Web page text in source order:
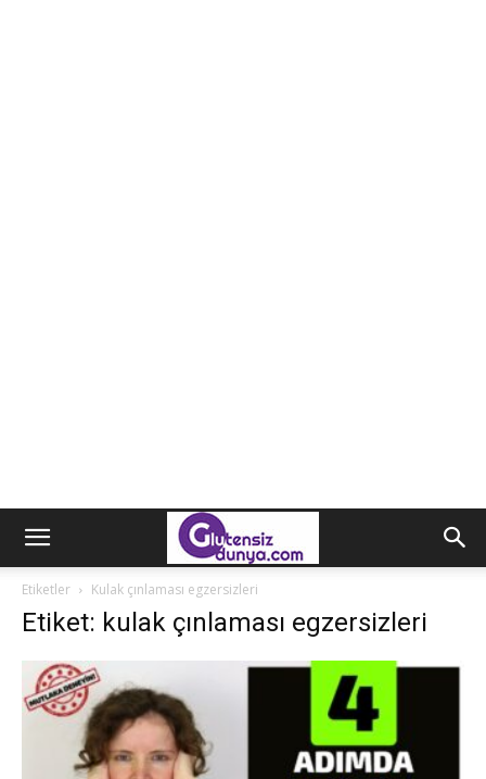
Etiketler Kulak çınlaması egzersizleri
Etiket: kulak çınlaması egzersizleri